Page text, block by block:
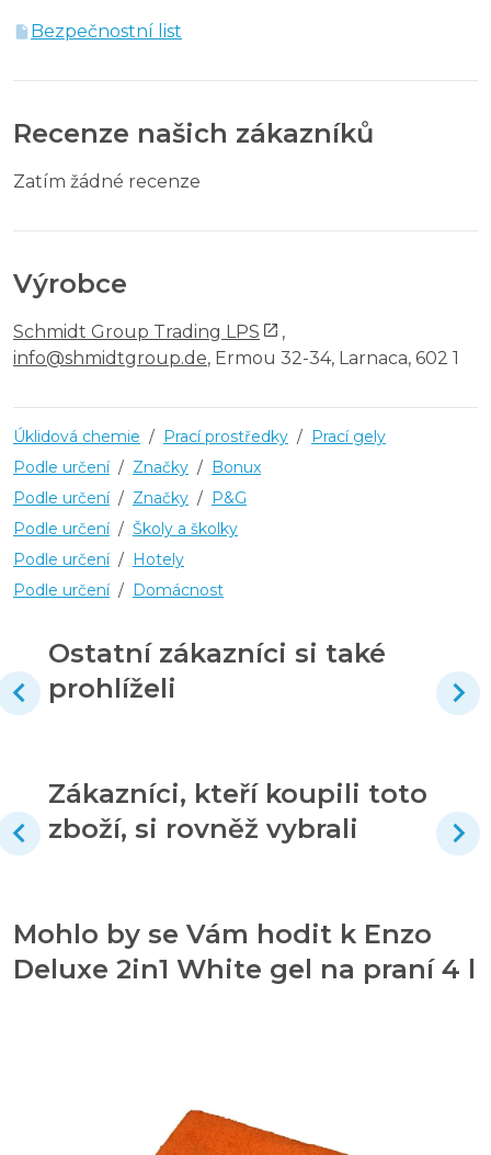
Bezpečnostní list
Recenze našich zákazníků
Zatím žádné recenze
Výrobce
Schmidt Group Trading LPS
,
info@shmidtgroup.de, Ermou 32-34, Larnaca, 602 1
Úklidová chemie / Prací prostředky / Prací gely
Podle určení / Značky / Bonux
Podle určení / Značky / P&G
Podle určení / Školy a školky
Podle určení / Hotely
Podle určení / Domácnost
Ostatní zákazníci si také
prohlíželi
Zákazníci, kteří koupili toto
zboží, si rovněž vybrali
Mohlo by se Vám hodit k Enzo
Deluxe 2in1 White gel na praní 4 l